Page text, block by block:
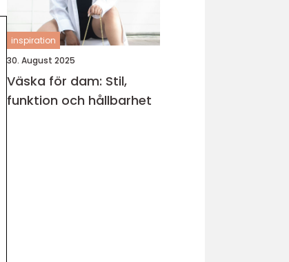
inspiration
30. August 2025
Väska för dam: Stil,
funktion och hållbarhet